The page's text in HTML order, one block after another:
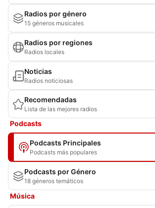
Radios por género
15 géneros musicales
Radios por regiones
Radios locales
Noticias
Radios noticiosas
Recomendadas
Lista de las mejores radios
Podcasts
Podcasts Principales
Podcasts más populares
Podcasts por Género
18 géneros temáticos
Música